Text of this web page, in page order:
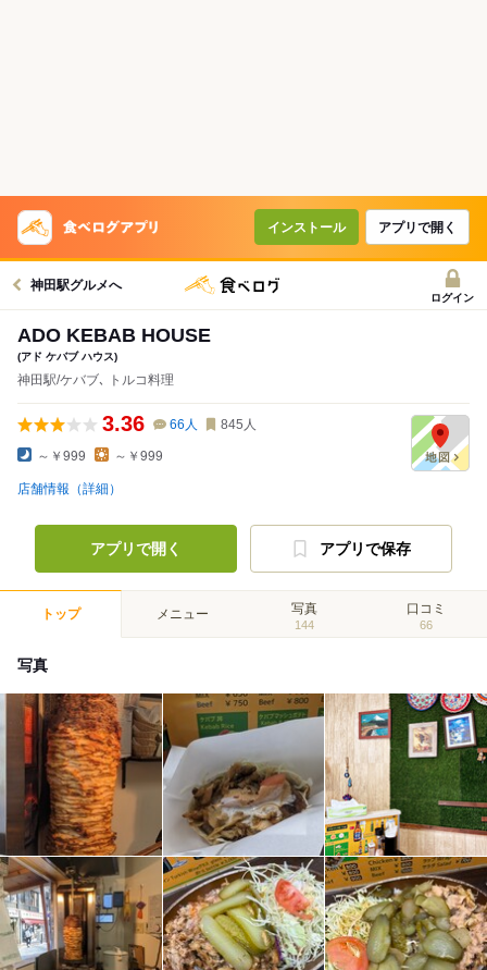
インストール アプリで開く
神田駅グルメへ
ログイン
ADO KEBAB HOUSE
(アド ケバブ ハウス)
神田駅/ケバブ､ トルコ料理
3.36 66 人 845 人
～￥999 ～￥999
店舗情報（詳細）
アプリで開く アプリで保存
トップ メニュー 写真
144
口コミ
66
写真